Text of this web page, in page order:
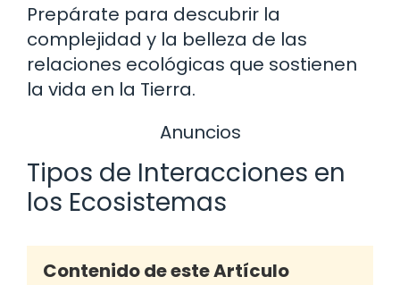
Prepárate para descubrir la
complejidad y la belleza de las
relaciones ecológicas que sostienen
la vida en la Tierra.
Anuncios
Tipos de Interacciones en
los Ecosistemas
Contenido de este Artículo